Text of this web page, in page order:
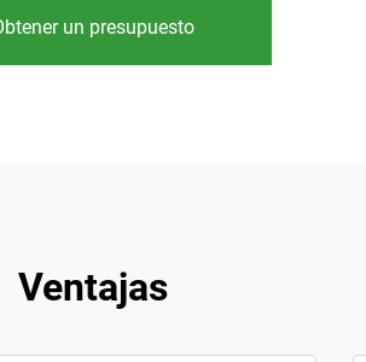
un presupuesto
Ventajas